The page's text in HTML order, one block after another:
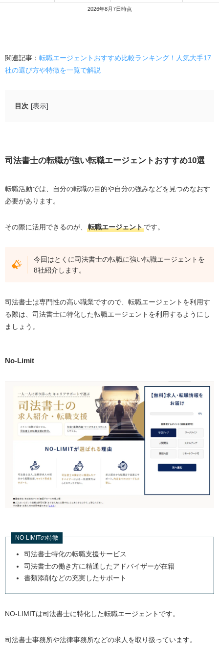
2026年8月7日時点
関連記事： 転職エージェントおすすめ比較ランキング！人気大手17
社の選び方や特徴を一覧で解説
目次 [表示]
ビズリーチ
MyVisionコンサルティング
リーガルジョブボード
リクルートエージェント
プロキャリア
失敗しない転職エージェントの選び方
司法書士が転職エージェントを活用するメリット
給与面や条件等の交渉が可能
司法書士が転職エージェントを利用するときの注意点
希望に沿わない求人を紹介される場合がある
強引なアプローチをしてくるエージェントがある
司法書士で転職エージェントを利用すべき人の特徴
司法書士業界に未経験で転職したいと考えている
キャリアアップを目指している
初めて転職する司法書士や司法書士補助者
司法書士が転職エージェントを利用する際のよくある質
問
司法書士は何歳まで働けますか？
司法書士に向いている人は？
か？
う
司法書士の転職が強い転職エージェントおすすめ10選
転職活動では、自分の転職の目的や自分の強みなどを見つめなおす
必要があります。
その際に活用できるのが、 転職エージェントです。
今回はとくに司法書士の転職に強い転職エージェントを
8社紹介します。
司法書士は専門性の高い職業ですので、転職エージェントを利用す
る際は、司法書士に特化した転職エージェントを利用するようにし
ましょう。
No-Limit
NO-LIMITの特徴
司法書士特化の転職支援サービス
司法書士の働き方に精通したアドバイザーが在籍
書類添削などの充実したサポート
NO-LIMITは司法書士に特化した転職エージェントです。
司法書士事務所や法律事務所などの求人を取り扱っています。